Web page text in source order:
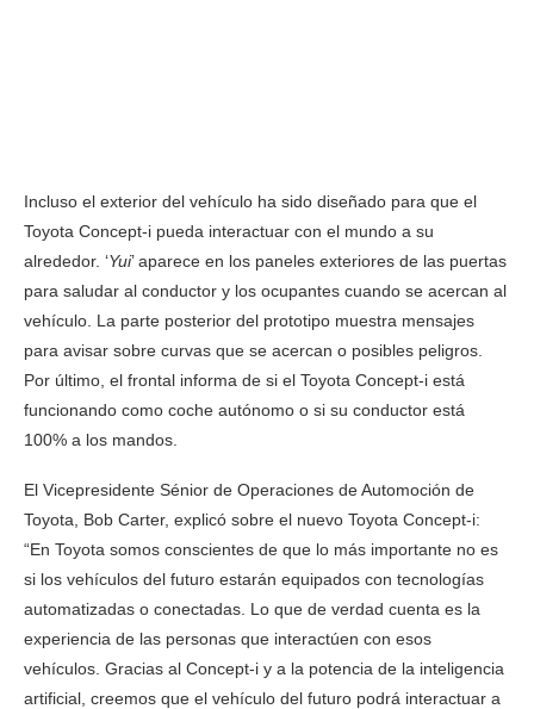
Incluso el exterior del vehículo ha sido diseñado para que el
Toyota Concept-i pueda interactuar con el mundo a su
alrededor. ‘Yui’ aparece en los paneles exteriores de las puertas
para saludar al conductor y los ocupantes cuando se acercan al
vehículo. La parte posterior del prototipo muestra mensajes
para avisar sobre curvas que se acercan o posibles peligros.
Por último, el frontal informa de si el Toyota Concept-i está
funcionando como coche autónomo o si su conductor está
100% a los mandos.
El Vicepresidente Sénior de Operaciones de Automoción de
Toyota, Bob Carter, explicó sobre el nuevo Toyota Concept-i:
“En Toyota somos conscientes de que lo más importante no es
si los vehículos del futuro estarán equipados con tecnologías
automatizadas o conectadas. Lo que de verdad cuenta es la
experiencia de las personas que interactúen con esos
vehículos. Gracias al Concept-i y a la potencia de la inteligencia
artificial, creemos que el vehículo del futuro podrá interactuar a